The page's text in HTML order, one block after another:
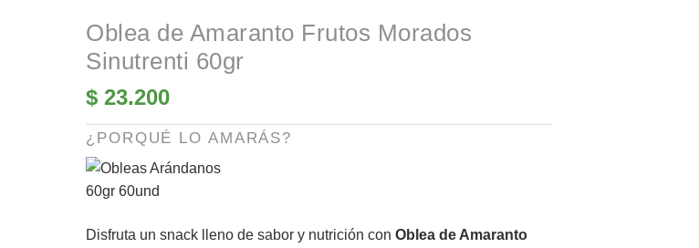
Oblea de Amaranto Frutos Morados
Sinutrenti 60gr
$ 23.200
¿PORQUÉ LO AMARÁS?
Disfruta un snack lleno de sabor y nutrición con Oblea de Amaranto